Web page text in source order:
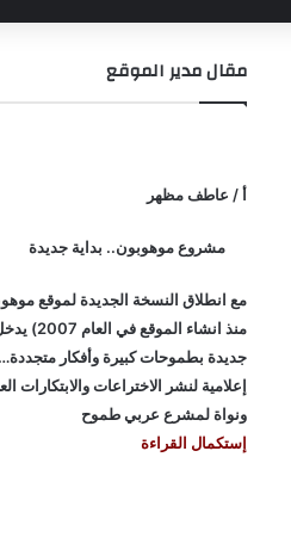
مقال مدير الموقع
أ / عاطف مظهر
مشروع موهوبون.. بداية جديدة
مع انطلاق النسخة الجديدة لموقع
منذ انشاء
جديدة بطموحات كبيرة وأفكار
إعلامية لنشر الاختراعات والابتكارات
ونواة لمشرع عربي طموح
إستكمال القراءة